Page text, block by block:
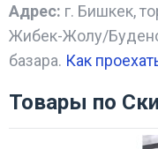
Адрес: г. Бишкек,
Жибек-Жолу/
базара. Как
Товары по